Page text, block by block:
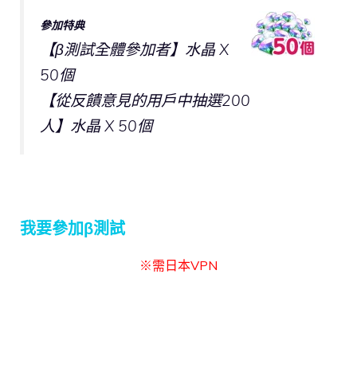
參加特典
【β測試全體參加者】水晶 X
50個
【從反饋意見的用戶中抽選200
人】水晶 X 50個
我要參加β測試
※需日本VPN